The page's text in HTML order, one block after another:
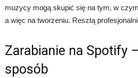
muzycy mogą skupić się na tym, w
a więc na tworzeniu. Resztą
Zarabianie na Spotify
sposób